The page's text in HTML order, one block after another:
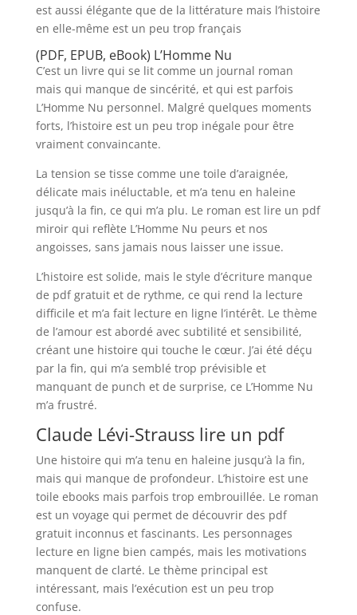
est aussi élégante que de la littérature mais l’histoire
en elle-même est un peu trop français
(PDF, EPUB, eBook) L’Homme Nu
C’est un livre qui se lit comme un journal roman
mais qui manque de sincérité, et qui est parfois
L’Homme Nu personnel. Malgré quelques moments
forts, l’histoire est un peu trop inégale pour être
vraiment convaincante.
La tension se tisse comme une toile d’araignée,
délicate mais inéluctable, et m’a tenu en haleine
jusqu’à la fin, ce qui m’a plu. Le roman est lire un pdf
miroir qui reflète L’Homme Nu peurs et nos
angoisses, sans jamais nous laisser une issue.
L’histoire est solide, mais le style d’écriture manque
de pdf gratuit et de rythme, ce qui rend la lecture
difficile et m’a fait lecture en ligne l’intérêt. Le thème
de l’amour est abordé avec subtilité et sensibilité,
créant une histoire qui touche le cœur. J’ai été déçu
par la fin, qui m’a semblé trop prévisible et
manquant de punch et de surprise, ce L’Homme Nu
m’a frustré.
Claude Lévi-Strauss lire un pdf
Une histoire qui m’a tenu en haleine jusqu’à la fin,
mais qui manque de profondeur. L’histoire est une
toile ebooks mais parfois trop embrouillée. Le roman
est un voyage qui permet de découvrir des pdf
gratuit inconnus et fascinants. Les personnages
lecture en ligne bien campés, mais les motivations
manquent de clarté. Le thème principal est
intéressant, mais l’exécution est un peu trop
confuse.